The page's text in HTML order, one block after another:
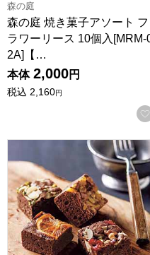
森の庭
森の庭 焼き菓子アソート フ
ラワーリース 10個入[MRM-
2A]【…
本体 2,000円
税込 2,160円
ホシフルーツ ナッツとド